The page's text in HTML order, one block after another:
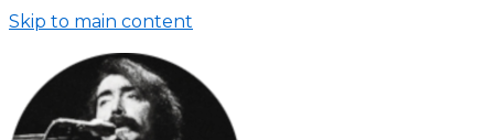
Skip to main content